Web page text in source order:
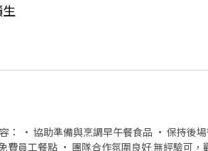
期
點包裝與簡易出餐 我們給你的： • 排